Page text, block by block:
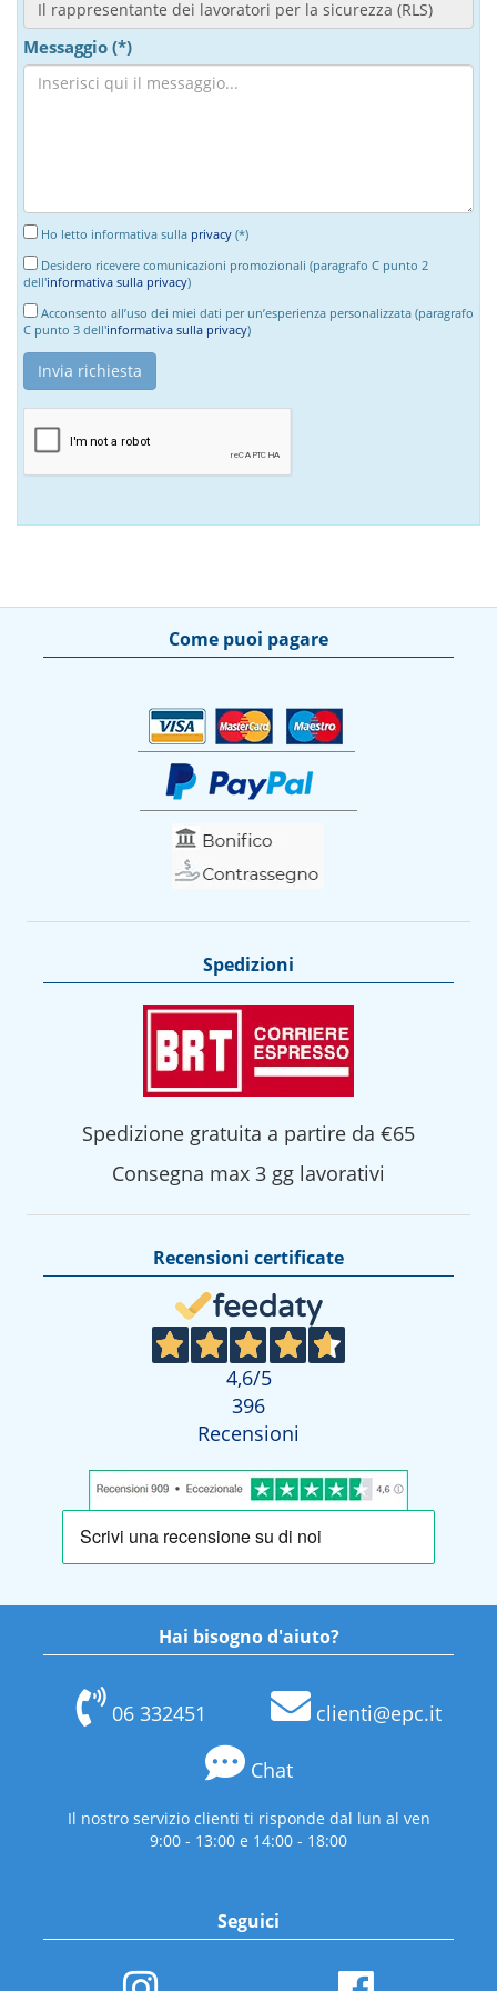
Messaggio (*)
Ho letto informativa sulla privacy (*)
Desidero ricevere comunicazioni promozionali (paragrafo C punto 2
dell'informativa sulla privacy)
Acconsento all’uso dei miei dati per un’esperienza personalizzata (paragrafo
C punto 3 dell'informativa sulla privacy)
Come puoi pagare
Spedizioni
Spedizione gratuita a partire da €65
Consegna max 3 gg lavorativi
Recensioni certificate
4,6/5
396
Recensioni
Hai bisogno d'aiuto?
06 332451 clienti@epc.it
Chat
Il nostro servizio clienti ti risponde dal lun al ven
9:00 - 13:00 e 14:00 - 18:00
Seguici